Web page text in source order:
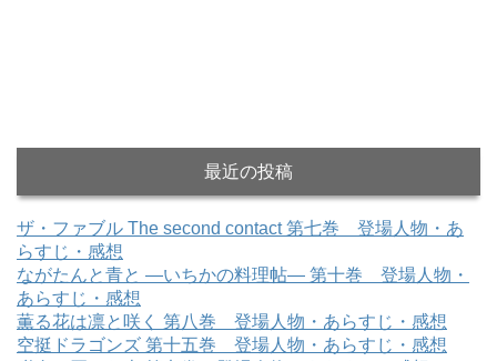
最近の投稿
ザ・ファブル The second contact 第七巻 登場人物・あ
らすじ・感想
ながたんと青と ―いちかの料理帖― 第十巻 登場人物・
あらすじ・感想
薫る花は凛と咲く 第八巻 登場人物・あらすじ・感想
空挺ドラゴンズ 第十五巻 登場人物・あらすじ・感想